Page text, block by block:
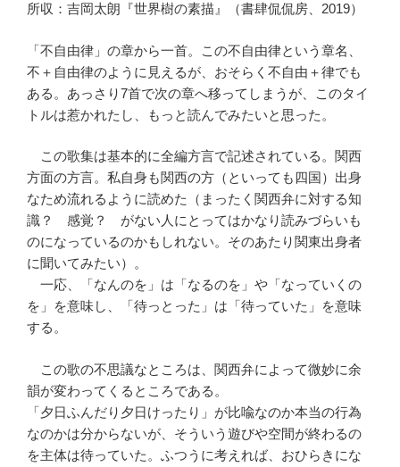
所収：吉岡太朗『世界樹の素描』（書肆侃侃房、2019）
「不自由律」の章から一首。この不自由律という章名、
不＋自由律のように見えるが、おそらく不自由＋律でも
ある。あっさり7首で次の章へ移ってしまうが、このタイ
トルは惹かれたし、もっと読んでみたいと思った。
この歌集は基本的に全編方言で記述されている。関西
方面の方言。私自身も関西の方（といっても四国）出身
なため流れるように読めた（まったく関西弁に対する知
識？ 感覚？ がない人にとってはかなり読みづらいも
のになっているのかもしれない。そのあたり関東出身者
に聞いてみたい）。
一応、「なんのを」は「なるのを」や「なっていくの
を」を意味し、「待っとった」は「待っていた」を意味
する。
この歌の不思議なところは、関西弁によって微妙に余
韻が変わってくるところである。
「夕日ふんだり夕日けったり」が比喩なのか本当の行為
なのかは分からないが、そういう遊びや空間が終わるの
を主体は待っていた。ふつうに考えれば、おひらきにな